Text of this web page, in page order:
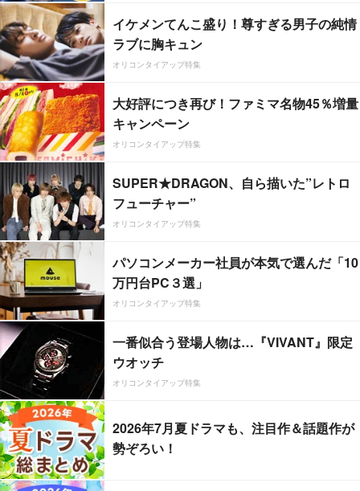
イケメンてんこ盛り！尊すぎる男子の純情
ラブに胸キュン
オリコンタイアップ特集
大好評につき再び！ファミマ名物45％増量
キャンペーン
オリコンタイアップ特集
SUPER★DRAGON、自ら描いた”レトロ
フューチャー”
オリコンタイアップ特集
パソコンメーカー社員が本気で選んだ「10
万円台PC３選」
オリコンタイアップ特集
一番似合う登場人物は…『VIVANT』限定
ウオッチ
オリコンタイアップ特集
2026年7月夏ドラマも、注目作＆話題作が
勢ぞろい！